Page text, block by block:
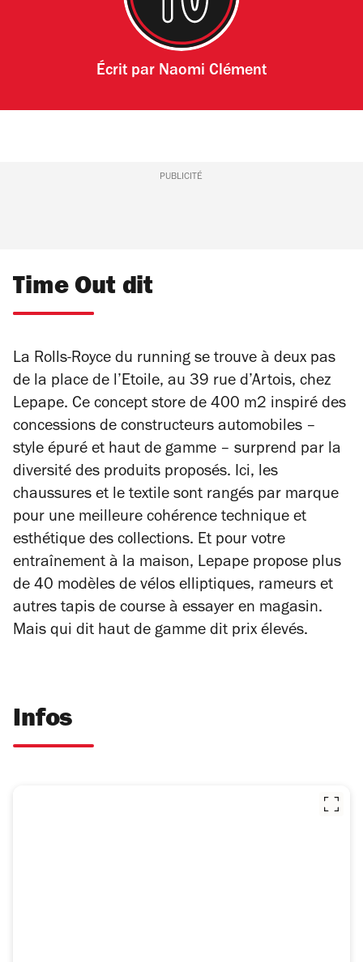
Écrit par Naomi Clément
PUBLICITÉ
Time Out dit
La Rolls-Royce du running se trouve à deux pas
de la place de l’Etoile, au 39 rue d’Artois, chez
Lepape. Ce concept store de 400 m2 inspiré des
concessions de constructeurs automobiles –
style épuré et haut de gamme – surprend par la
diversité des produits proposés. Ici, les
chaussures et le textile sont rangés par marque
pour une meilleure cohérence technique et
esthétique des collections. Et pour votre
entraînement à la maison, Lepape propose plus
de 40 modèles de vélos elliptiques, rameurs et
autres tapis de course à essayer en magasin.
Mais qui dit haut de gamme dit prix élevés.
Infos